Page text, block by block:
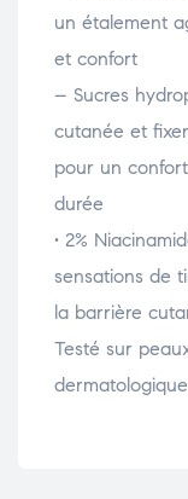
un étalement
et confort
– Sucres
cutanée et
pour un
durée
• 2%
sensations de
la barrière
Testé sur